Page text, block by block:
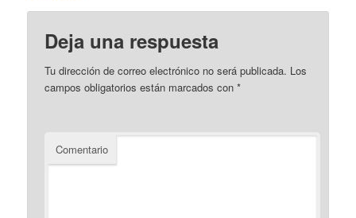
Deja una respuesta
Tu dirección de correo electrónico no será publicada. Los
campos obligatorios están marcados con*
Comentario